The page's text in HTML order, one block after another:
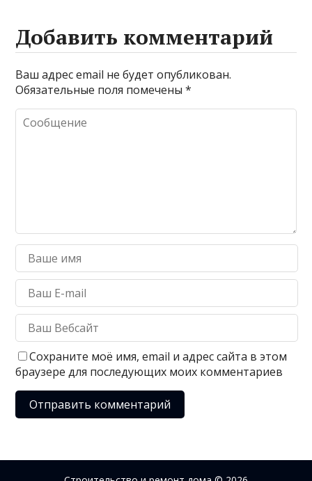
Добавить комментарий
Ваш адрес email не будет опубликован.
Обязательные поля помечены*
Сохраните моё имя, email и адрес сайта в этом
браузере для последующих моих комментариев